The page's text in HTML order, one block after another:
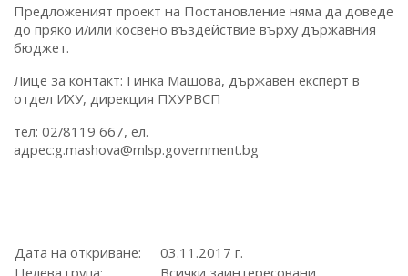
Предложеният проект на Постановление няма да доведе
до пряко и/или косвено въздействие върху държавния
бюджет.
Лице за контакт: Гинка Машова, държавен експерт в
отдел ИХУ, дирекция ПХУРВСП
тел: 02/8119 667, ел.
адрес:g.mashova@mlsp.government.bg
Дата на откриване:
03.11.2017 г.
Целева група:
Всички заинтересовани